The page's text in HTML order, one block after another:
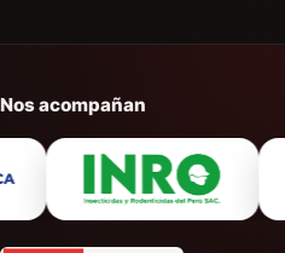
Nos acompañan